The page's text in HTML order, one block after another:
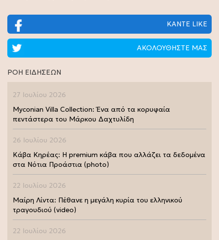
ΚΑΝΤΕ LIKE
ΑΚΟΛΟΥΘΗΣΤΕ ΜΑΣ
ΡΟΗ ΕΙΔΗΣΕΩΝ
27 Ιουλίου 2026
Myconian Villa Collection: Ένα από τα κορυφαία
πεντάστερα του Μάρκου Δαχτυλίδη
26 Ιουλίου 2026
Κάβα Κηρέας: Η premium κάβα που αλλάζει τα δεδομένα
στα Νότια Προάστια (photo)
22 Ιουλίου 2026
Μαίρη Λίντα: Πέθανε η μεγάλη κυρία του ελληνικού
τραγουδιού (video)
22 Ιουλίου 2026